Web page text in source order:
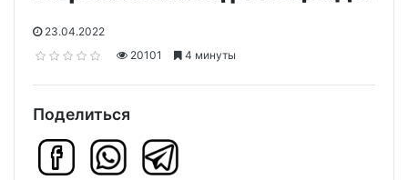
23.04.2022
20101
4 минуты
Поделиться